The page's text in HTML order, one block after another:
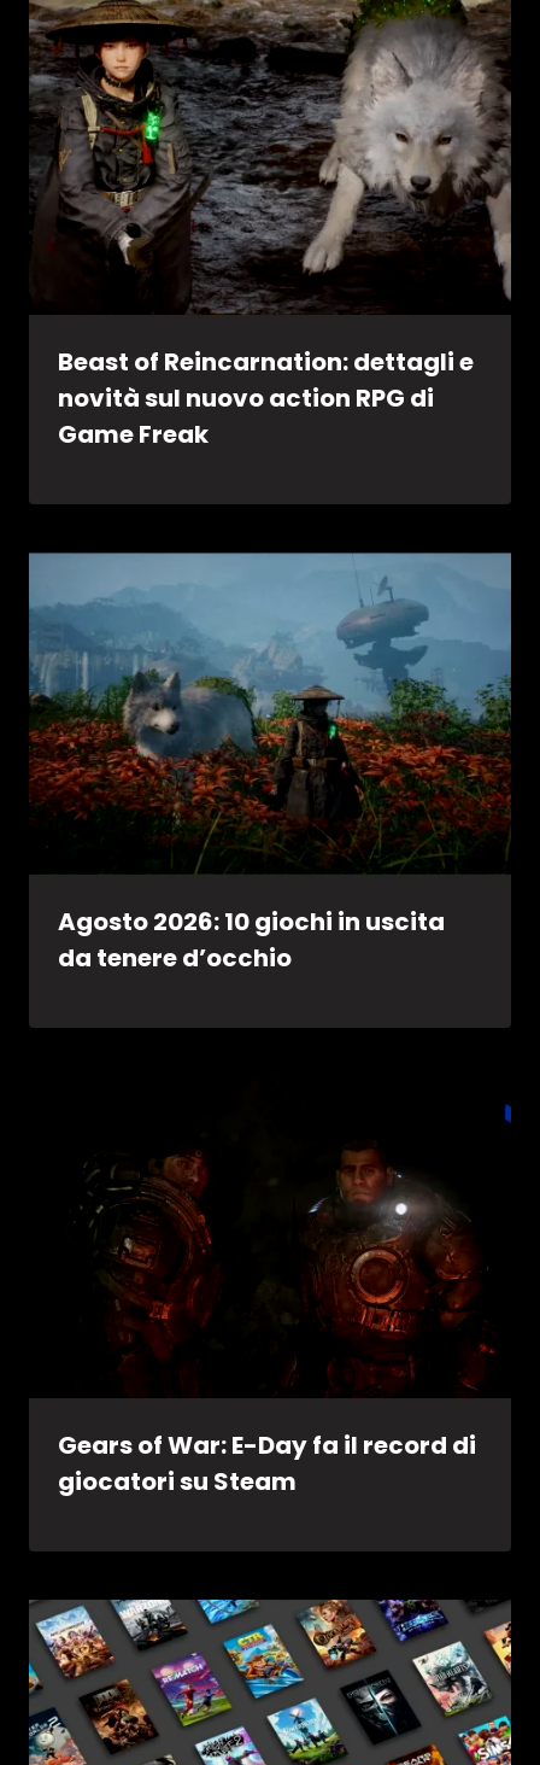
Beast of Reincarnation: dettagli e
novità sul nuovo action RPG di
Game Freak
Agosto 2026: 10 giochi in uscita
da tenere d’occhio
Gears of War: E-Day fa il record di
giocatori su Steam